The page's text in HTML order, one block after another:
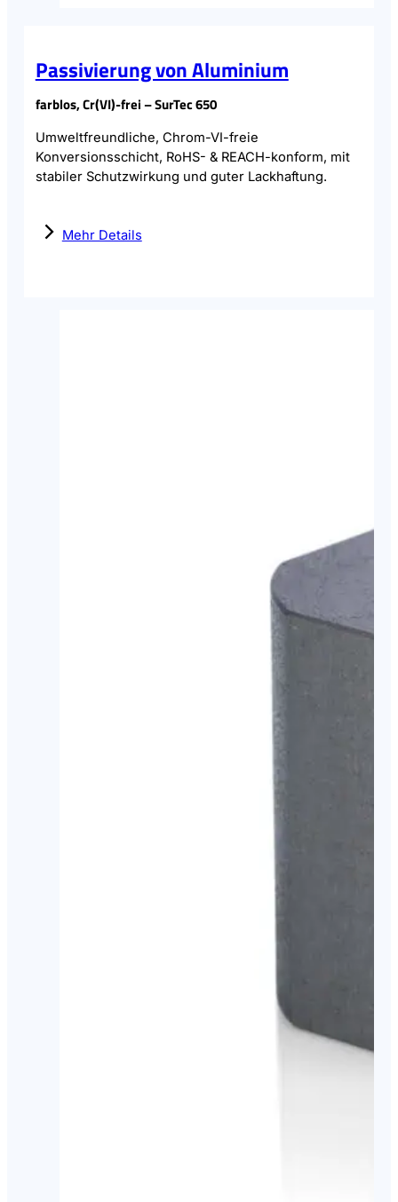
Passivierung von Aluminium
farblos, Cr(VI)-frei – SurTec 650
Umweltfreundliche, Chrom-VI-freie
Konversionsschicht, RoHS- & REACH-konform, mit
stabiler Schutzwirkung und guter Lackhaftung.
Mehr Details